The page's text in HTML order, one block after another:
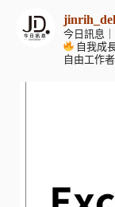
今日訊息
自我成
自由工作